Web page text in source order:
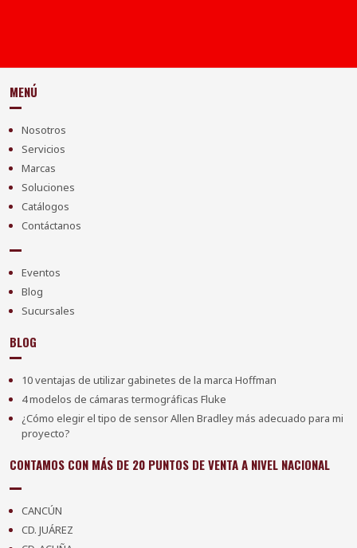
MENÚ
Nosotros
Servicios
Marcas
Soluciones
Catálogos
Contáctanos
Eventos
Blog
Sucursales
BLOG
10 ventajas de utilizar gabinetes de la marca Hoffman
4 modelos de cámaras termográficas Fluke
¿Cómo elegir el tipo de sensor Allen Bradley más adecuado para mi
proyecto?
CONTAMOS CON MÁS DE 20 PUNTOS DE VENTA A NIVEL NACIONAL
CANCÚN
CD. JUÁREZ